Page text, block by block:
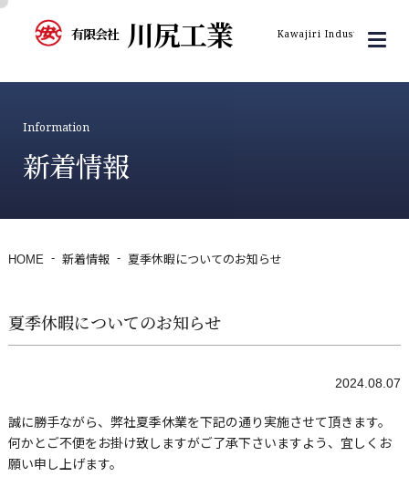
有限会社 川尻工業 Kawajiri Industry Inc.
Information
新着情報
HOME 新着情報 夏季休暇についてのお知らせ
夏季休暇についてのお知らせ
2024.08.07
誠に勝手ながら、弊社夏季休業を下記の通り実施させて頂きます。
何かとご不便をお掛け致しますがご了承下さいますよう、宜しくお
願い申し上げます。